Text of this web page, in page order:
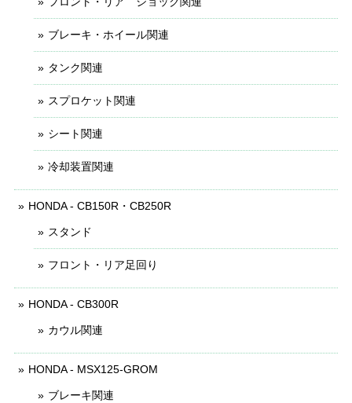
ブレーキ・ホイール関連
タンク関連
スプロケット関連
シート関連
冷却装置関連
HONDA - CB150R・CB250R
スタンド
フロント・リア足回り
HONDA - CB300R
カウル関連
HONDA - MSX125-GROM
ブレーキ関連